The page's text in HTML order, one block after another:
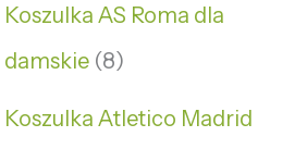
Koszulka AS Roma dla
damskie 8
Koszulka Atletico Madrid